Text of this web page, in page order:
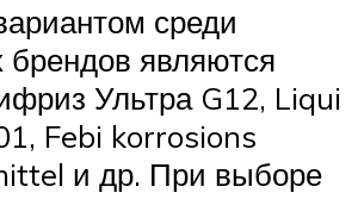
среди
брендов являются
Ультра G12, Liqui
Febi korrosions
и др. При выборе